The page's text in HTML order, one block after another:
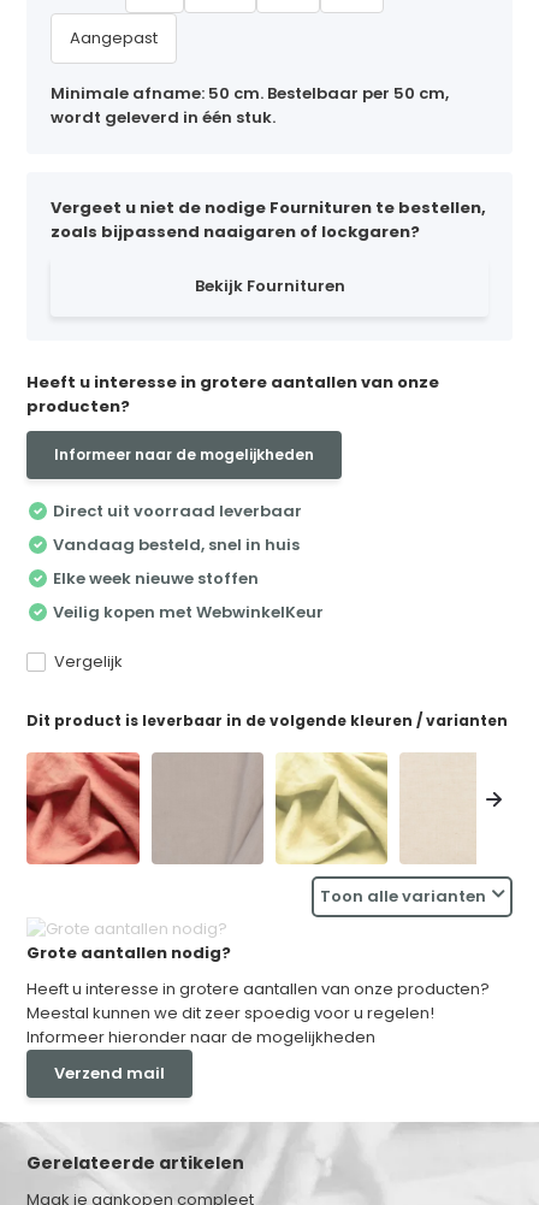
Aangepast
Minimale afname: 50 cm. Bestelbaar per 50 cm,
wordt geleverd in één stuk.
Vergeet u niet de nodige Fournituren te bestellen,
zoals bijpassend naaigaren of lockgaren?
Bekijk Fournituren
Heeft u interesse in grotere aantallen van onze
producten?
Informeer naar de mogelijkheden
Direct uit voorraad leverbaar
Vandaag besteld, snel in huis
Elke week nieuwe stoffen
Veilig kopen met WebwinkelKeur
Vergelijk
Dit product is leverbaar in de volgende kleuren / varianten
Toon alle varianten
Grote aantallen nodig?
Heeft u interesse in grotere aantallen van onze producten?
Meestal kunnen we dit zeer spoedig voor u regelen!
Informeer hieronder naar de mogelijkheden
Verzend mail
Gerelateerde artikelen
Maak je aankopen compleet